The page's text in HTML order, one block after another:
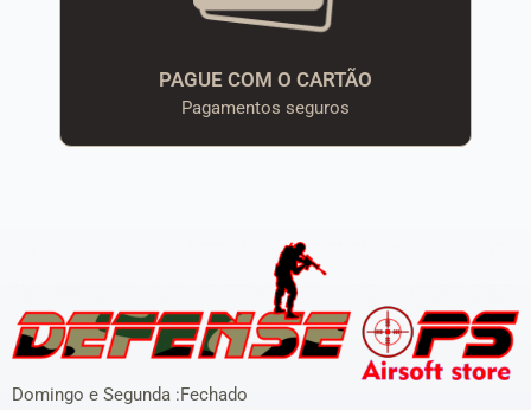
PAGUE COM O CARTÃO
Pagamentos seguros
Domingo e Segunda :Fechado